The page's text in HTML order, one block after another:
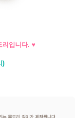
리입니다. ♥
)